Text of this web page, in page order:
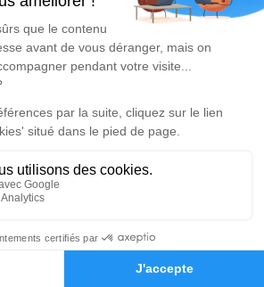
Hommages
à honorer la mémoire d’Antoinette
d’arbre hommage est
Je rends hommage
de Tergnier Cœur de L’aisne de